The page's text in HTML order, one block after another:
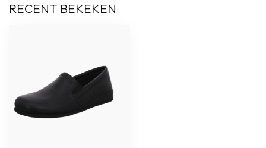
RECENT BEKEKEN